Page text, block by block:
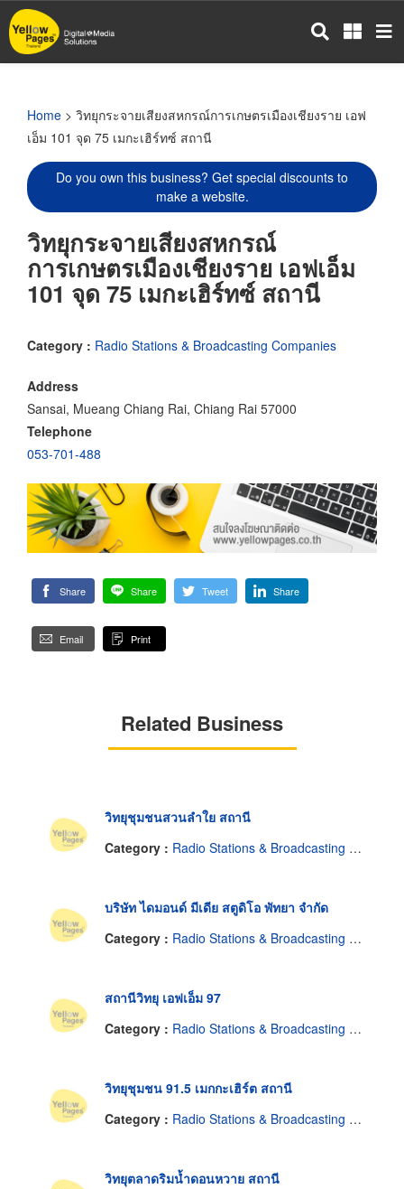
Skip
to
main
Home > วิทยุกระจายเสียงสหกรณ์การเกษตรเมืองเชียงราย เอฟ
เอ็ม 101 จุด 75 เมกะเฮิร์ทซ์ สถานี
Do you own this business? Get special discounts to
make a website.
วิทยุกระจายเสียงสหกรณ์
การเกษตรเมืองเชียงราย เอฟเอ็ม
101 จุด 75 เมกะเฮิร์ทซ์ สถานี
Category : Radio Stations & Broadcasting Companies
Address
Sansai, Mueang Chiang Rai, Chiang Rai 57000
Telephone
053-701-488
Share Share Tweet Share
Email Print
Related Business
วิทยุชุมชนสวนลำใย สถานี
Category : Radio Stations & Broadcasting Companies
บริษัท ไดมอนด์ มีเดีย สตูดิโอ พัทยา จำกัด
Category : Radio Stations & Broadcasting Companies
สถานีวิทยุ เอฟเอ็ม 97
Category : Radio Stations & Broadcasting Companies
วิทยุชุมชน 91.5 เมกกะเฮิร์ต สถานี
Category : Radio Stations & Broadcasting Companies
วิทยุตลาดริมน้ำดอนหวาย สถานี